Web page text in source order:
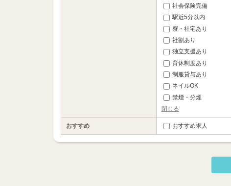
社会保険完備
駅近5分以内
寮・社宅あり
社割あり
独立支援あり
育休制度あり
制服貸与あり
ネイルOK
禁煙・分煙
閉じる
おすすめ おすすめ求人